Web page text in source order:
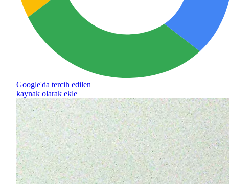
Google'da tercih edilen
kaynak olarak ekle